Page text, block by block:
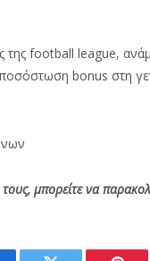
της football league,
bonus στη
μπορείτε να